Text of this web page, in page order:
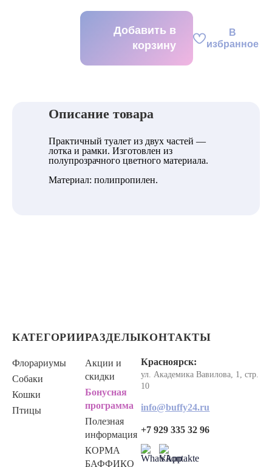
Добавить в
корзину
В
избранное
Описание товара
Практичный туалет из двух частей —
лотка и рамки. Изготовлен из
полупрозрачного цветного материала.
Материал: полипропилен.
КАТЕГОРИИ
Флорариумы
Собаки
Кошки
Птицы
РАЗДЕЛЫ
Акции и
скидки
Бонусная
программа
Полезная
информация
КОРМА
БАФФИКО
КОНТАКТЫ
Красноярск:
ул. Академика Вавилова, 1, стр.
10
info@buffy24.ru
+7 929 335 32 96